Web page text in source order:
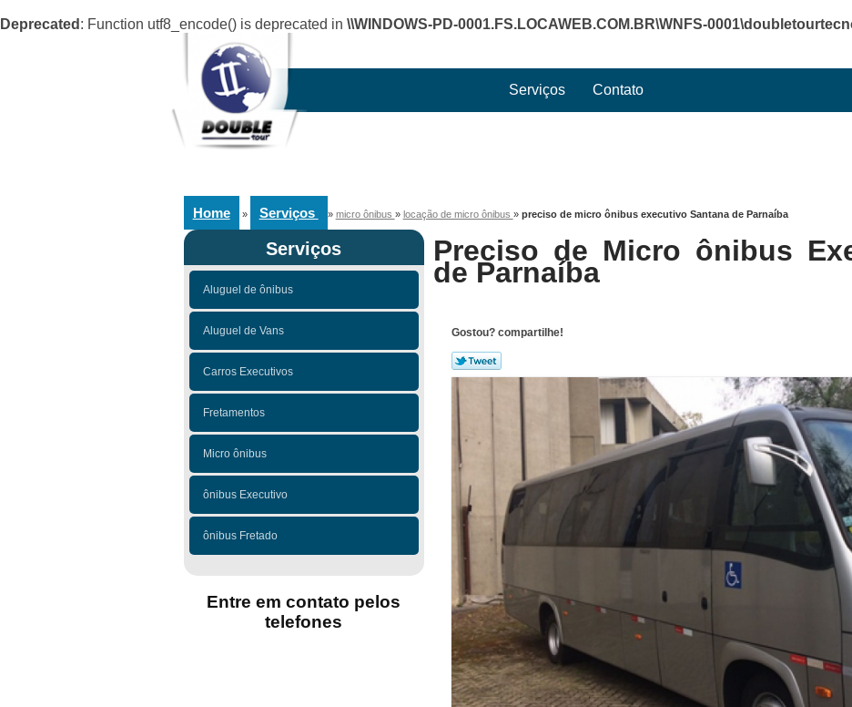
Deprecated : Function utf8_encode() is deprecated in \\WINDOWS-PD-0001.FS.LOCAWEB.COM.BR\WNFS-
Serviços Contato
Home » Serviços » micro ônibus » locação de micro ônibus » preciso de micro ônibus executivo Santana de Parnaíba
Serviços
Aluguel de ônibus
Aluguel de Vans
Carros Executivos
Fretamentos
Micro ônibus
ônibus Executivo
ônibus Fretado
Entre em contato pelos
telefones
Preciso de Micro ônibus
de Parnaíba
Gostou? compartilhe!